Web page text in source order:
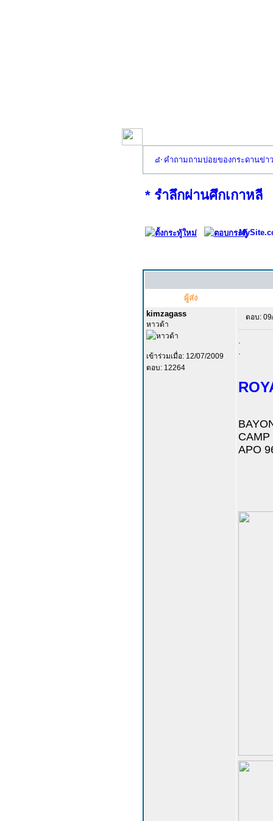
คำถามถามบ่อยของกระดานข่าว
* รำลึกผ่านศึกเกาหลี
ผู้ส่ง
kimzagass
หาวด้า
เข้าร่วมเมื่อ: 12/07/2009
ตอบ: 12264
ตอบ:
APO